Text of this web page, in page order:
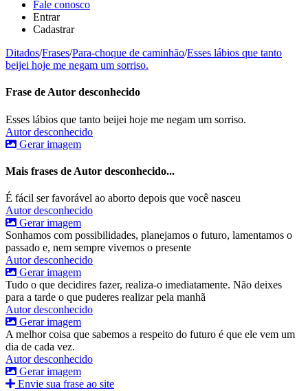
Fale conosco
Entrar
Cadastrar
Ditados/Frases/Para-choque de caminhão/Esses lábios que tanto
beijei hoje me negam um sorriso.
Frase de Autor desconhecido
Esses lábios que tanto beijei hoje me negam um sorriso.
Autor desconhecido
Gerar imagem
Mais frases de Autor desconhecido...
É fácil ser favorável ao aborto depois que você nasceu
Autor desconhecido
Gerar imagem
Sonhamos com possibilidades, planejamos o futuro, lamentamos o
passado e, nem sempre vivemos o presente
Autor desconhecido
Gerar imagem
Tudo o que decidires fazer, realiza-o imediatamente. Não deixes
para a tarde o que puderes realizar pela manhã
Autor desconhecido
Gerar imagem
A melhor coisa que sabemos a respeito do futuro é que ele vem um
dia de cada vez.
Autor desconhecido
Gerar imagem
Envie sua frase ao site